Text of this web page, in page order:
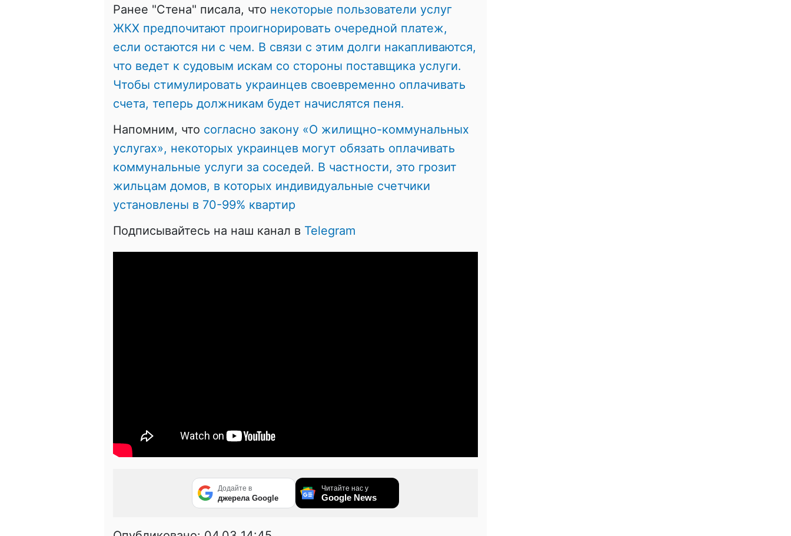
Ранее "Стена" писала, что некоторые пользователи услуг
ЖКХ предпочитают проигнорировать очередной платеж,
если остаются ни с чем. В связи с этим долги накапливаются,
что ведет к судовым искам со стороны поставщика услуги.
Чтобы стимулировать украинцев своевременно оплачивать
счета, теперь должникам будет начислятся пеня.
Напомним, что согласно закону «О жилищно-коммунальных
услугах», некоторых украинцев могут обязать оплачивать
коммунальные услуги за соседей. В частности, это грозит
жильцам домов, в которых индивидуальные счетчики
установлены в 70-99% квартир
Подписывайтесь на наш канал в Telegram
Додайте в
джерела Google
Читайте нас у
Google News